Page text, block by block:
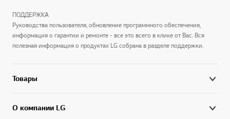
ПОДДЕРЖКА
Руководства пользователя, обновление программного обеспечения,
информация о гарантии и ремонте - все это всего в клике от Вас. Вся
полезная информация о продуктах LG собрана в разделе поддержки.
Товары
О компании LG